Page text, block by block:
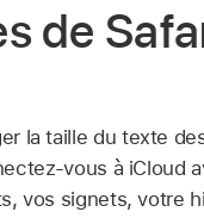
de
la taille du texte
vous à iCloud
vos signets, votre